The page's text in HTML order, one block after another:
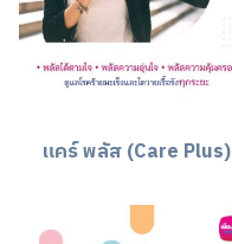
แคร์ พลัส (Care Plus)